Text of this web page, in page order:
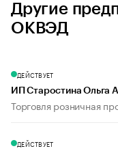
Другие
ОКВЭД
ДЕЙСТВУЕТ
ИП Старостина Ольга
Торговля розничная
ДЕЙСТВУЕТ